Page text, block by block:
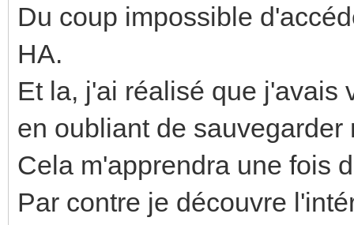
Du coup impossible
HA.
Et la, j'ai réalisé que j'avais
en oubliant de
Cela m'apprendra une fois
Par contre je découvre